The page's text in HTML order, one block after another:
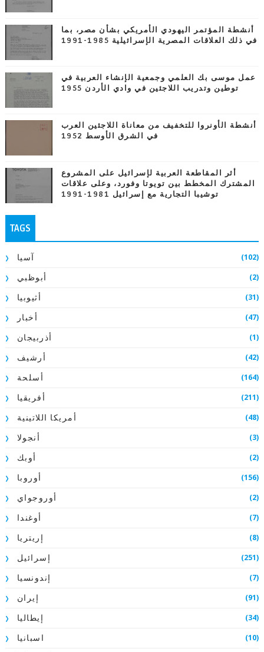
أنشطة المؤتمر اليهودي الأمريكي بشأن مصر، بما
في ذلك العلاقات المصرية الإسرائيلية 1985-1991
عمل موسى بك العلمي وجمعية الإنشاء العربية في
توطين وتدريب اللاجئين في وادي الأردن 1955
أنشطة الأونروا للتخفيف من معاناة اللاجئين العرب
في الشرق الأوسط 1952
أثر المقاطعة العربية لإسرائيل على المشروع
المشترك المخطط بين تويوتا وفورد، وعلى علاقات
توشيبا التجارية مع إسرائيل 1981-1991
TAGS
آسيا (102)
أبوظبي (2)
أثيوبيا (31)
أخبار (47)
أذربيجان (1)
أرشيف (42)
أسلحة (164)
أفريقيا (211)
أمريكا اللاتينية (48)
أنجولا (3)
أوبك (2)
أوروبا (156)
أوروجواي (2)
أوغندا (7)
إريتريا (8)
إسرائيل (251)
إندونسيا (7)
إيران (91)
إيطاليا (34)
اسبانيا (10)